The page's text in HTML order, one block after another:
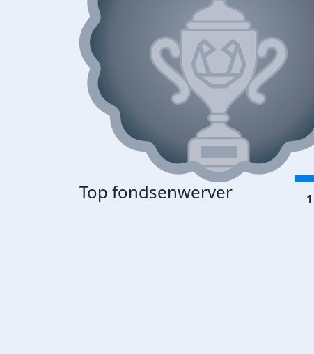
Top fondsenwerver